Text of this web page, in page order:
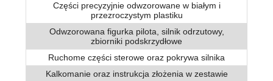
Części precyzyjnie odwzorowane w białym i
przezroczystym plastiku
Odwzorowana figurka pilota, silnik odrzutowy,
zbiorniki podskrzydłowe
Ruchome części sterowe oraz pokrywa silnika
Kalkomanie oraz instrukcja złożenia w zestawie